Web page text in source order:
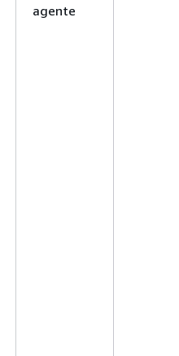
agente